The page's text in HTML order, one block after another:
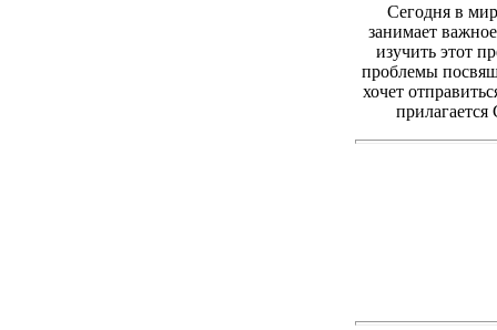
Сегодня в
занимает
изучить этот
проблемы
хочет